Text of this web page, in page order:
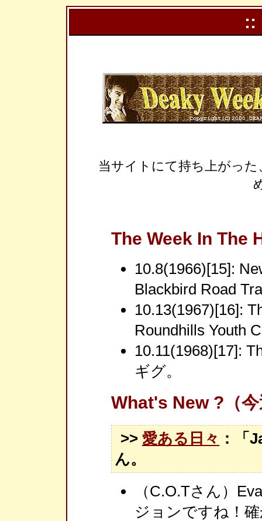
::
当サイトにて持ち上がっ
The Week In The
10.8(1966)[15]:
Blackbird Road
10.13(1967)[16]:
Roundhills Youth
10.11(1968)[17]:
ギグ。
What's New ?（
>> 愛ある日々 ：「
ん。
（C.O.Tさん）
ジョンですね！